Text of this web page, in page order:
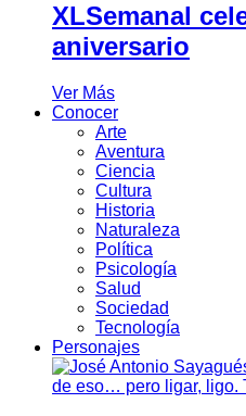
XLSemanal
aniversario
Ver Más
Conocer
Arte
Aventura
Ciencia
Cultura
Historia
Naturaleza
Política
Psicología
Salud
Sociedad
Tecnología
Personajes